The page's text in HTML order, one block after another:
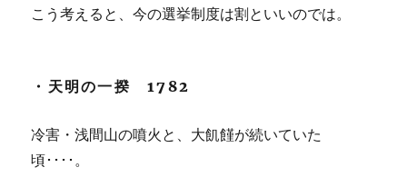
こう考えると、今の選挙制度は割といいのでは。
・天明の一揆 1782
冷害・浅間山の噴火と、大飢饉が続いていた
頃････。